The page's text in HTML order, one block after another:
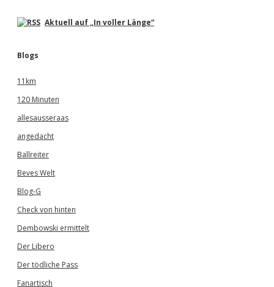
Aktuell auf „In voller Länge“
Blogs
11km
120 Minuten
allesausseraas
angedacht
Ballreiter
Beves Welt
Blog-G
Check von hinten
Dembowski ermittelt
Der Libero
Der tödliche Pass
Fanartisch